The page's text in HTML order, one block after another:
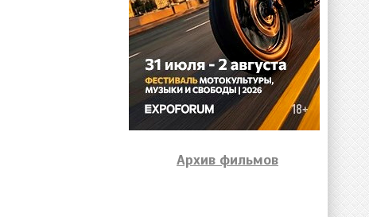
Архив фильмов